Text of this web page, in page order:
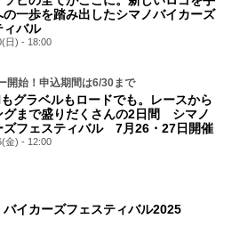
の一歩を踏み出したシマノバイカーズ
ィバル
日) - 18:00
開始！申込期間は6/30まで
グラベルもロードでも。レースから
グまで盛りだくさんの2日間 シマノ
ズフェスティバル 7月26・27日開催
金) - 12:00
バイカーズフェスティバル2025